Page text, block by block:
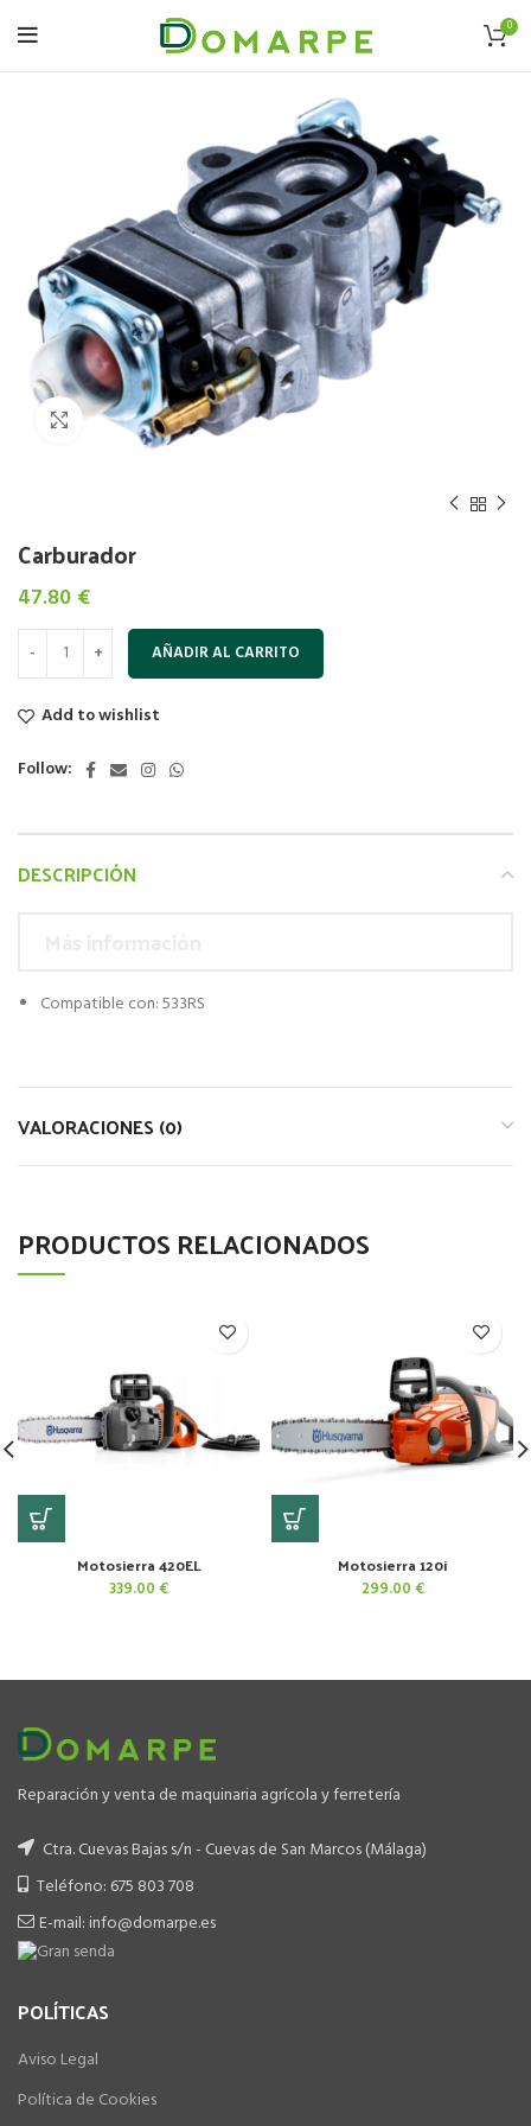
0
Click to enlarge
Carburador
47.80 €
AÑADIR AL CARRITO
Add to wishlist
Follow:
DESCRIPCIÓN
Compatible con: 533RS
VALORACIONES (0)
PRODUCTOS RELACIONADOS
Motosierra 420EL
339.00 €
Motosierra 120i
299.00 €
Reparación y venta de maquinaria agrícola y ferretería
Ctra. Cuevas Bajas s/n - Cuevas de San Marcos (Málaga)
Teléfono: 675 803 708
E-mail: info@domarpe.es
POLÍTICAS
Aviso Legal
Política de Cookies